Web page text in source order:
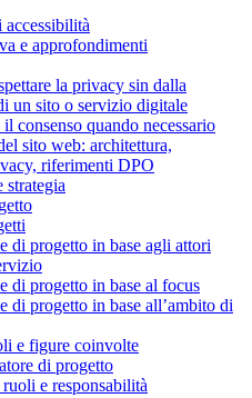
e approfondimenti
la privacy sin dalla
un sito o servizio digitale
consenso quando necessario
sito web: architettura,
riferimenti DPO
strategia
di progetto in base agli attori
di progetto in base al focus
di progetto in base all’ambito di
e figure coinvolte
di progetto
e responsabilità